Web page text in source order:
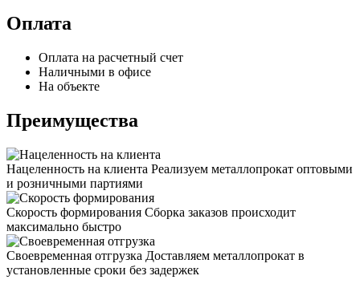
Оплата
Оплата на расчетный счет
Наличными в офисе
На объекте
Преимущества
Нацеленность на клиента Реализуем металлопрокат оптовыми
и розничными партиями
Скорость формирования Сборка заказов происходит
максимально быстро
Своевременная отгрузка Доставляем металлопрокат в
установленные сроки без задержек